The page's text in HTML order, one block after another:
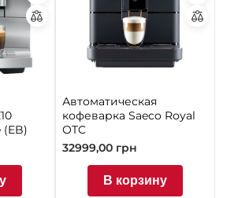
Автоматическая
кофеварка Saeco Royal
OTC
32999,00 грн
В корзину